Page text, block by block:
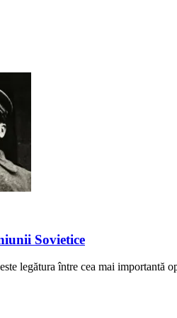
Sovietice
legătura între cea mai